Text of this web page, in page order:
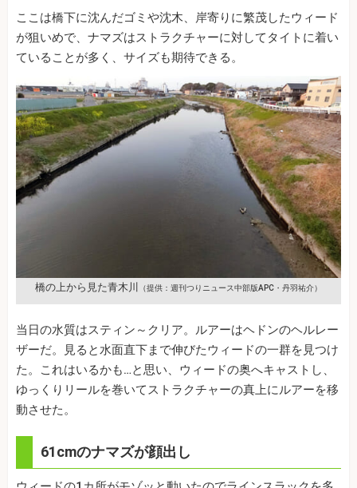
ここは橋下に沈んだゴミや沈木、岸寄りに繁茂したウィード
が狙いめで、ナマズはストラクチャーに対してタイトに着い
ていることが多く、サイズも期待できる。
橋の上から見た青木川 （提供：週刊つりニュース中部版APC・丹羽祐介）
当日の水質はスティン～クリア。ルアーはヘドンのヘルレー
ザーだ。見ると水面直下まで伸びたウィードの一群を見つけ
た。これはいるかも…と思い、ウィードの奥へキャストし、
ゆっくりリールを巻いてストラクチャーの真上にルアーを移
動させた。
61cmのナマズが顔出し